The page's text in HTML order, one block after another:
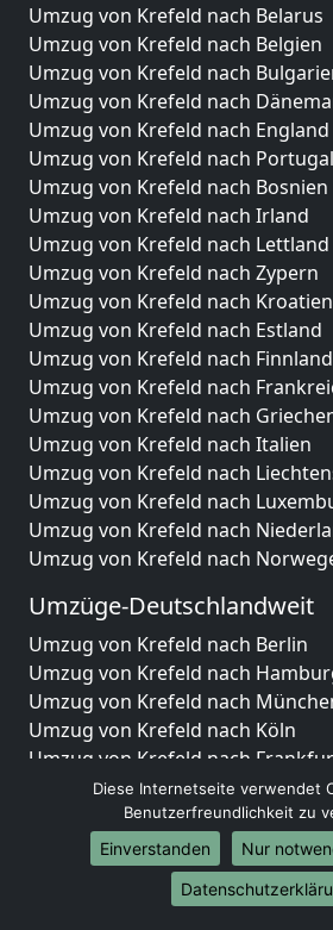
Umzug von Krefeld nach Belarus
Umzug von Krefeld nach Belgien
Umzug von Krefeld nach
Umzug von Krefeld nach
Umzug von Krefeld nach England
Umzug von Krefeld nach Portugal
Umzug von Krefeld nach
Umzug von Krefeld nach Irland
Umzug von Krefeld nach Lettland
Umzug von Krefeld nach Zypern
Umzug von Krefeld nach Kroatien
Umzug von Krefeld nach Estland
Umzug von Krefeld nach Finnland
Umzug von Krefeld nach
Umzug von Krefeld nach
Umzug von Krefeld nach Italien
Umzug von Krefeld nach
Umzug von Krefeld nach
Umzug von Krefeld nach
Umzug von Krefeld nach
Umzüge-Deutschlandweit
Umzug von Krefeld nach Berlin
Umzug von Krefeld nach
Umzug von Krefeld nach
Umzug von Krefeld nach Köln
Umzug von Krefeld nach
Umzug von Krefeld nach
Umzug von Krefeld nach
Umzug von Krefeld nach Leipzig
Umzug von Krefeld nach
Umzug von Krefeld nach Essen
Diese Internetseite verwendet
Benutzerfreundlichkeit zu
Einverstanden
Nur